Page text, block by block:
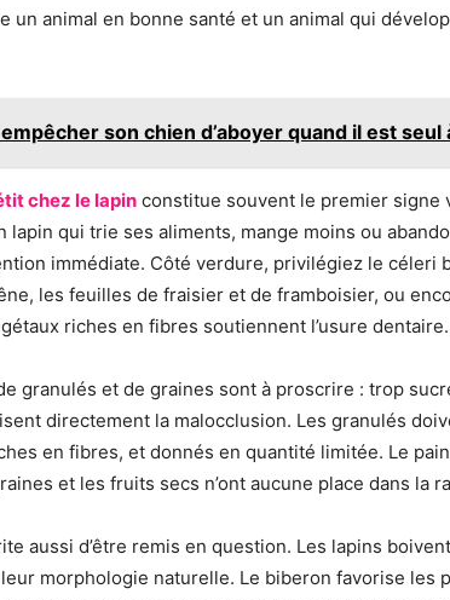
un animal en bonne santé et un animal qui
son chien d’aboyer quand il est seul
chez le lapin constitue souvent le premier signe
lapin qui trie ses aliments, mange moins ou
immédiate. Côté verdure, privilégiez le céleri
les feuilles de fraisier et de framboisier, ou
riches en fibres soutiennent l’usure dentaire.
granulés et de graines sont à proscrire : trop
directement la malocclusion. Les granulés
en fibres, et donnés en quantité limitée. Le
et les fruits secs n’ont aucune place dans la
aussi d’être remis en question. Les lapins
morphologie naturelle. Le biberon favorise les